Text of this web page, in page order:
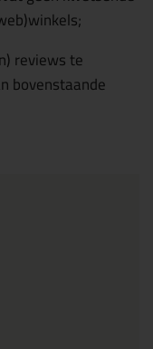
reviews te
bovenstaande